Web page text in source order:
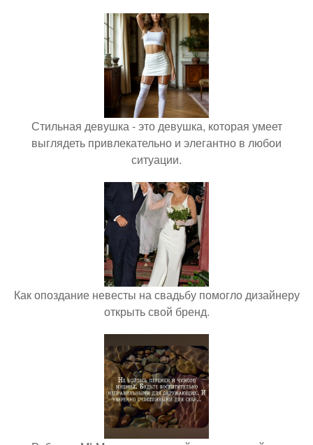
Стильная девушка - это девушка, которая умеет
выглядеть привлекательно и элегантно в любои
ситуации.
Как опоздание невесты на свадьбу помогло дизайнеру
открыть свой бренд.